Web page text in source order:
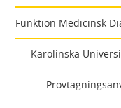
Funktion Medicinsk
Karolinska